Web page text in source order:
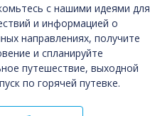
с нашими идеями для
и информацией о
направлениях, получите
и спланируйте
путешествие, выходной
по горячей путевке.